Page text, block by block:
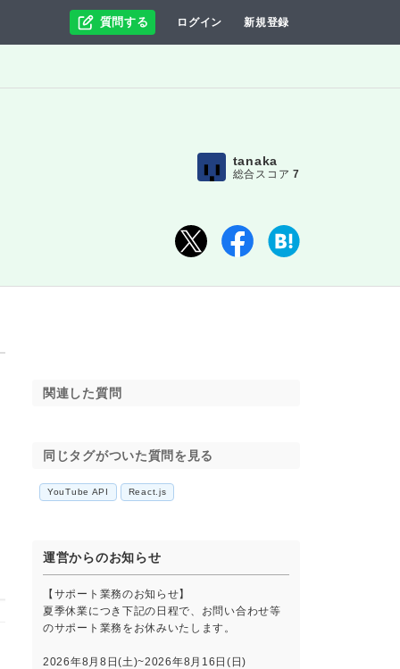
質問する ログイン 新規登録
tanaka
総合スコア 7
関連した質問
同じタグがついた質問を見る
YouTube API React.js
運営からのお知らせ
【サポート業務のお知らせ】
夏季休業につき下記の日程で、お問い合わせ等
のサポート業務をお休みいたします。
2026年8月8日(土)~2026年8月16日(日)